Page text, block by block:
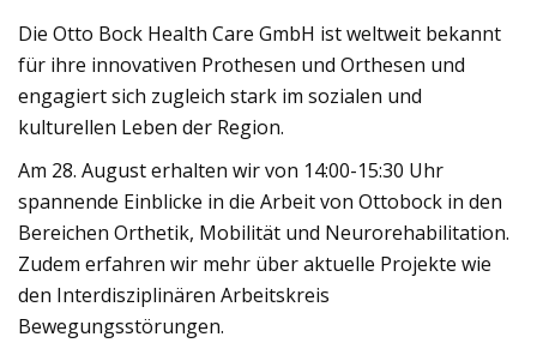
Die Otto Bock Health Care GmbH ist weltweit bekannt
für ihre innovativen Prothesen und Orthesen und
engagiert sich zugleich stark im sozialen und
kulturellen Leben der Region.
Am 28. August erhalten wir von 14:00-15:30 Uhr
spannende Einblicke in die Arbeit von Ottobock in den
Bereichen Orthetik, Mobilität und Neurorehabilitation.
Zudem erfahren wir mehr über aktuelle Projekte wie
den Interdisziplinären Arbeitskreis
Bewegungsstörungen.